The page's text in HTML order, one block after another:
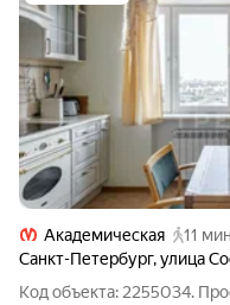
Академическая
11
Санкт-Петербург,улица
Код объекта: 2255034.